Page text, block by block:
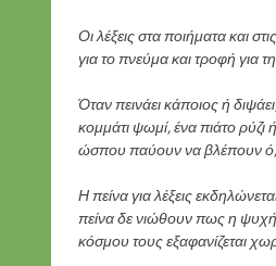
Οι λέξεις στα ποιήματα και
για το πνεύμα και τροφή για
Όταν πεινάει κάποιος ή
κομμάτι ψωμί, ένα πιάτο ρύζι
ώσπου παύουν να βλέπουν
Η πείνα για λέξεις
πείνα δε νιώθουν πως η
κόσμου τους εξαφανίζεται